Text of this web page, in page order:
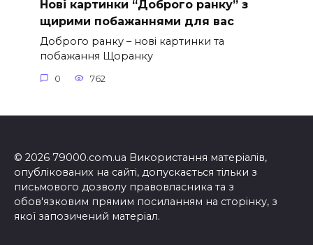
Нові картинки “Доброго ранку” з
щирими побажаннями для вас
Доброго ранку – нові картинки та
побажання Щоранку
0 762
© 2026 79000.com.ua Використання матеріалів,
опублікованих на сайті, допускається тільки з
письмового дозволу правовласника та з
обов'язковим прямим посиланням на сторінку, з
якої запозичений матеріал.